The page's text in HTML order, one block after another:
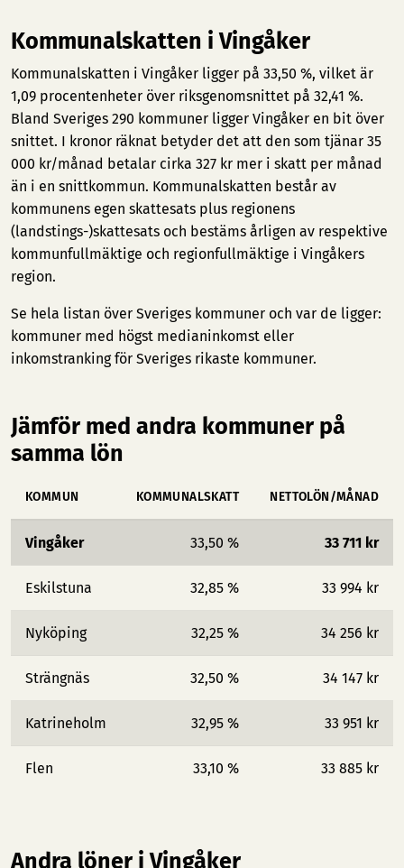
Kommunalskatten i Vingåker
Kommunalskatten i Vingåker ligger på 33,50 %, vilket är
1,09 procentenheter över riksgenomsnittet på 32,41 %.
Bland Sveriges 290 kommuner ligger Vingåker en bit över
snittet. I kronor räknat betyder det att den som tjänar 35
000 kr/månad betalar cirka 327 kr mer i skatt per månad
än i en snittkommun. Kommunalskatten består av
kommunens egen skattesats plus regionens
(landstings-)skattesats och bestäms årligen av respektive
kommunfullmäktige och regionfullmäktige i Vingåkers
region.
Se hela listan över Sveriges kommuner och var de ligger:
kommuner med högst medianinkomst eller
inkomstranking för Sveriges rikaste kommuner.
Jämför med andra kommuner på
samma lön
KOMMUN KOMMUNALSKATT NETTOLÖN/MÅNAD
Vingåker 33,50 % 33 711 kr
Eskilstuna 32,85 % 33 994 kr
Nyköping 32,25 % 34 256 kr
Strängnäs 32,50 % 34 147 kr
Katrineholm 32,95 % 33 951 kr
Flen 33,10 % 33 885 kr
Andra löner i Vingåker